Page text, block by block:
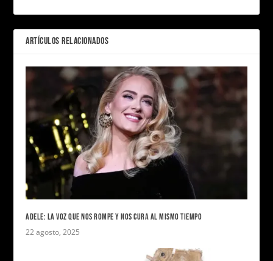
ARTÍCULOS RELACIONADOS
ADELE: LA VOZ QUE NOS ROMPE Y NOS CURA AL MISMO TIEMPO
22 agosto, 2025